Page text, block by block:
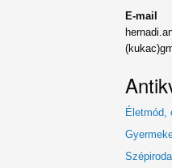
E-mail
Életmód,